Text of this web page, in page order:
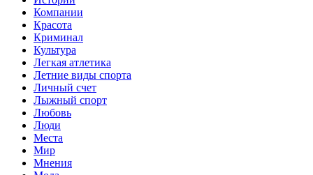
Компании
Красота
Криминал
Культура
Легкая атлетика
Летние виды спорта
Личный счет
Лыжный спорт
Любовь
Люди
Места
Мир
Мнения